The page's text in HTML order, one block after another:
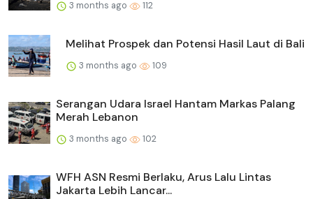
3 months ago 112
Melihat Prospek dan Potensi Hasil Laut di Bali
3 months ago 109
Serangan Udara Israel Hantam Markas Palang
Merah Lebanon
3 months ago 102
WFH ASN Resmi Berlaku, Arus Lalu Lintas
Jakarta Lebih Lancar...